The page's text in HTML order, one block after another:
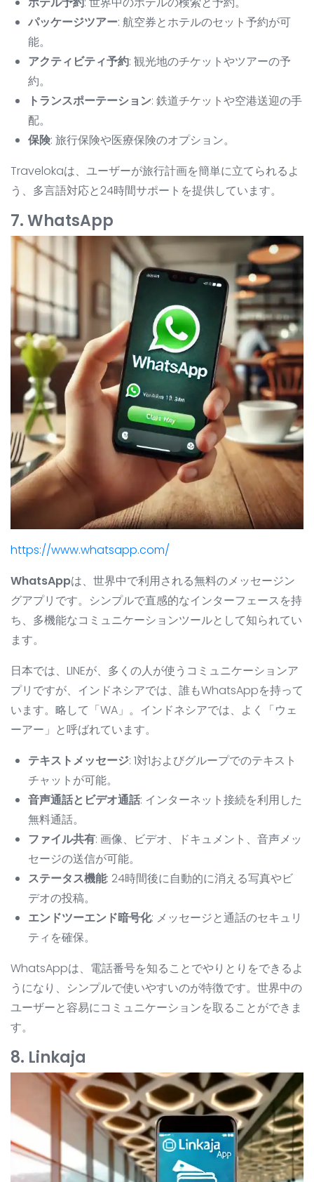
パッケージツアー: 航空券とホテルのセット予約が可
能。
アクティビティ予約: 観光地のチケットやツアーの予
約。
トランスポーテーション: 鉄道チケットや空港送迎の手
配。
保険: 旅行保険や医療保険のオプション。
Travelokaは、ユーザーが旅行計画を簡単に立てられるよ
う、多言語対応と24時間サポートを提供しています。
7. WhatsApp
https://www.whatsapp.com/
WhatsAppは、世界中で利用される無料のメッセージン
グアプリです。シンプルで直感的なインターフェースを持
ち、多機能なコミュニケーションツールとして知られてい
ます。
日本では、LINEが、多くの人が使うコミュニケーションア
プリですが、インドネシアでは、誰もWhatsAppを持って
います。略して「WA」。インドネシアでは、よく「ウェ
ーアー」と呼ばれています。
テキストメッセージ: 1対1およびグループでのテキスト
チャットが可能。
音声通話とビデオ通話: インターネット接続を利用した
無料通話。
ファイル共有: 画像、ビデオ、ドキュメント、音声メッ
セージの送信が可能。
ステータス機能: 24時間後に自動的に消える写真やビ
デオの投稿。
エンドツーエンド暗号化: メッセージと通話のセキュリ
ティを確保。
WhatsAppは、電話番号を知ることでやりとりをできるよ
うになり、シンプルで使いやすいのが特徴です。世界中の
ユーザーと容易にコミュニケーションを取ることができま
す。
8. Linkaja